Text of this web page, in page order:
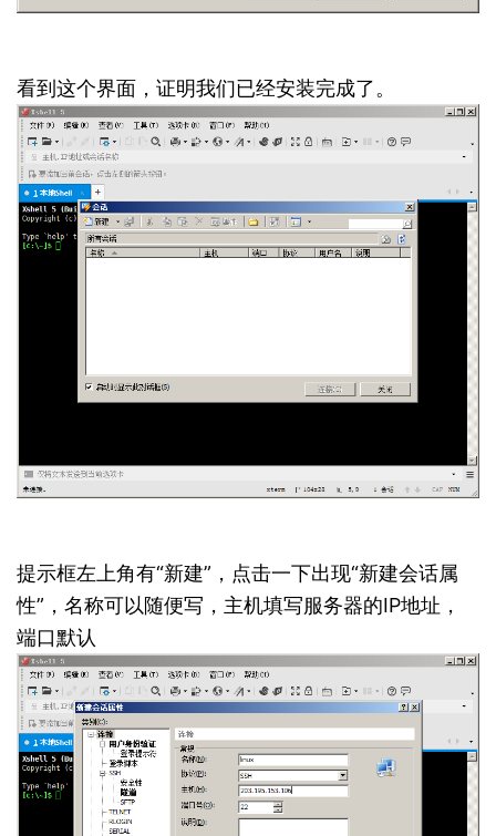
看到这个界面，证明我们已经安装完成了。
提示框左上角有“新建”，点击一下出现“新建会话属
性”，名称可以随便写，主机填写服务器的IP地址，
端口默认